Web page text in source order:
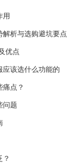
用
解析与选购避坑要点
优点
应该选什么功能的
点？
问题
？